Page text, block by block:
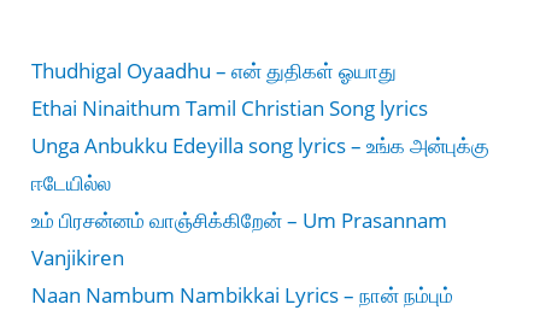
Thudhigal Oyaadhu – என் துதிகள் ஓயாது
Ethai Ninaithum Tamil Christian Song lyrics
Unga Anbukku Edeyilla song lyrics – உங்க அன்புக்கு
ஈடேயில்ல
உம் பிரசன்னம் வாஞ்சிக்கிறேன் – Um Prasannam
Vanjikiren
Naan Nambum Nambikkai Lyrics – நான் நம்பும்